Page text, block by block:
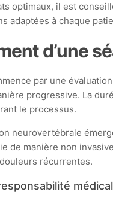
optimaux, il est
adaptées à chaque
d’une
par une
progressive. La
le processus.
neurovertébrale
de manière non
récurrentes.